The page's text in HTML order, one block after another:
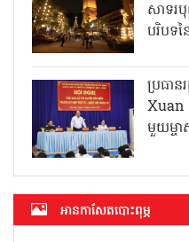
សាទរ
បរិបទន
ប្រធា
មួយម្ច
អាន​កាសែត​បោះពុម្ភ